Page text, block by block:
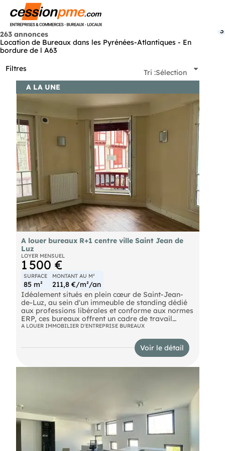
263 annonces
Location de Bureaux dans les Pyrénées-Atlantiques - En
bordure de l A63
Filtres
3
Tri :Sélection
A LA UNE
A louer bureaux R+1 centre ville Saint Jean de
Luz
LOYER MENSUEL
1 500 €
SURFACE
85 m²
MONTANT AU M²
211,8 €/m²/an
Idéalement situés en plein cœur de Saint-Jean-
de-Luz, au sein d'un immeuble de standing dédié
aux professions libérales et conforme aux normes
ERP, ces bureaux offrent un cadre de travail
privilégié, alliant confort et image professionnelle.
d'accueillir jusqu'à 3 professionnels dans des
conditions optimales. Les espaces sont adaptés à
une activité libérale (médicale, paramédicale,
juridique…) et bénéficient d'un environnement
A LOUER IMMOBILIER D'ENTREPRISE BUREAUX
Voir le détail